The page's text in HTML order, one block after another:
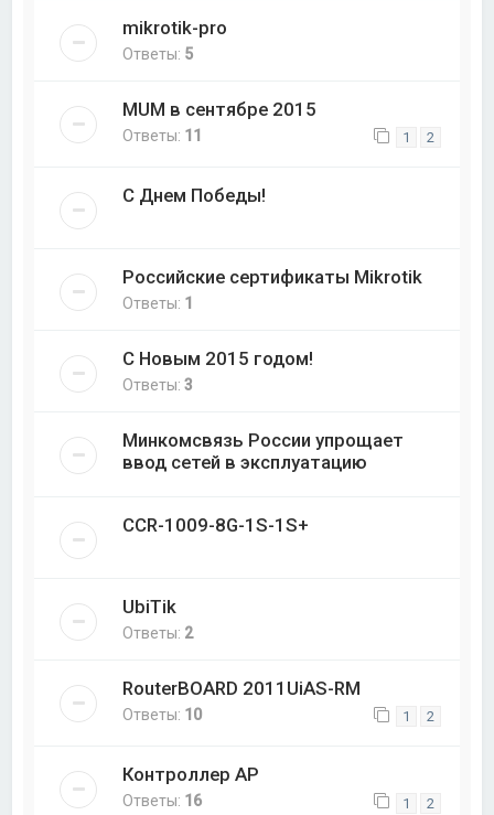
mikrotik-pro
Ответы: 5
MUM в сентябре 2015
Ответы: 11 1 2
С Днем Победы!
Российские сертификаты Mikrotik
Ответы: 1
С Новым 2015 годом!
Ответы:3
Минкомсвязь России упрощает
ввод сетей в эксплуатацию
CCR-1009-8G-1S-1S+
UbiTik
Ответы: 2
RouterBOARD 2011UiAS-RM
Ответы: 10 1 2
Контроллер AP
Ответы: 16 1 2